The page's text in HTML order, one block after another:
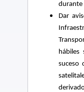
durante
Dar
hábiles
suceso